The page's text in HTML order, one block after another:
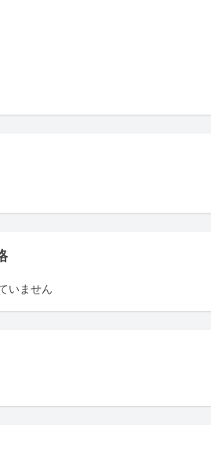
いません